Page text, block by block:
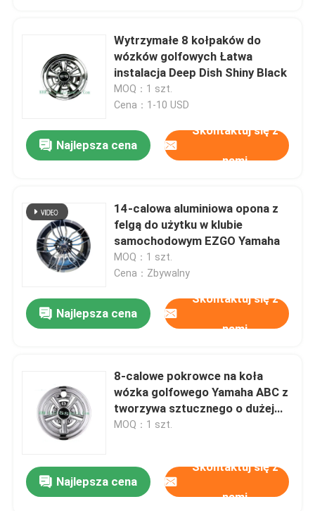
Wytrzymałe 8 kołpaków do
wózków golfowych Łatwa
instalacja Deep Dish Shiny Black
MOQ：1 szt.
Cena：1-10 USD
Najlepsza cena
Skontaktuj się z
nami
14-calowa aluminiowa opona z
felgą do użytku w klubie
samochodowym EZGO Yamaha
MOQ：1 szt.
Cena：Zbywalny
Najlepsza cena
Skontaktuj się z
nami
8-calowe pokrowce na koła
wózka golfowego Yamaha ABC z
tworzywa sztucznego o dużej
wytrzymałości
MOQ：1 szt.
Najlepsza cena
Skontaktuj się z
nami